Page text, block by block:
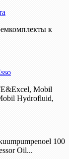
к
Mobil
Hydrofluid,
100
Oil...